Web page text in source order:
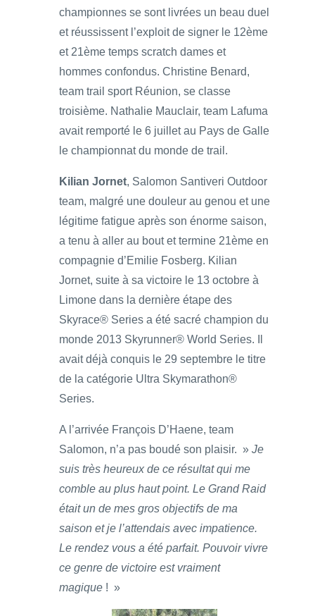
championnes se sont livrées un beau duel
et réussissent l’exploit de signer le 12ème
et 21ème temps scratch dames et
hommes confondus. Christine Benard,
team trail sport Réunion, se classe
troisième. Nathalie Mauclair, team Lafuma
avait remporté le 6 juillet au Pays de Galle
le championnat du monde de trail.
Kilian Jornet, Salomon Santiveri Outdoor
team, malgré une douleur au genou et une
légitime fatigue après son énorme saison,
a tenu à aller au bout et termine 21ème en
compagnie d’Emilie Fosberg. Kilian
Jornet, suite à sa victoire le 13 octobre à
Limone dans la dernière étape des
Skyrace® Series a été sacré champion du
monde 2013 Skyrunner® World Series. Il
avait déjà conquis le 29 septembre le titre
de la catégorie Ultra Skymarathon®
Series.
A l’arrivée François D’Haene, team
Salomon, n’a pas boudé son plaisir. » Je
suis très heureux de ce résultat qui me
comble au plus haut point. Le Grand Raid
était un de mes gros objectifs de ma
saison et je l’attendais avec impatience.
Le rendez vous a été parfait. Pouvoir vivre
ce genre de victoire est vraiment
magique ! »